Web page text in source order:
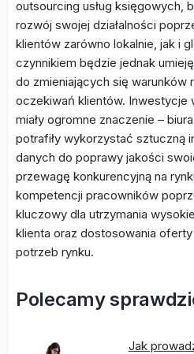
outsourcing usług księgowych,
rozwój swojej działalności
klientów zarówno lokalnie, jak i
czynnikiem będzie jednak
do zmieniających się warunków
oczekiwań klientów. Inwestycje
miały ogromne znaczenie –
potrafiły wykorzystać sztuczną
danych do poprawy jakości
przewagę konkurencyjną na
kompetencji pracowników
kluczowy dla utrzymania
klienta oraz dostosowania
potrzeb rynku.
Polecamy
Jak